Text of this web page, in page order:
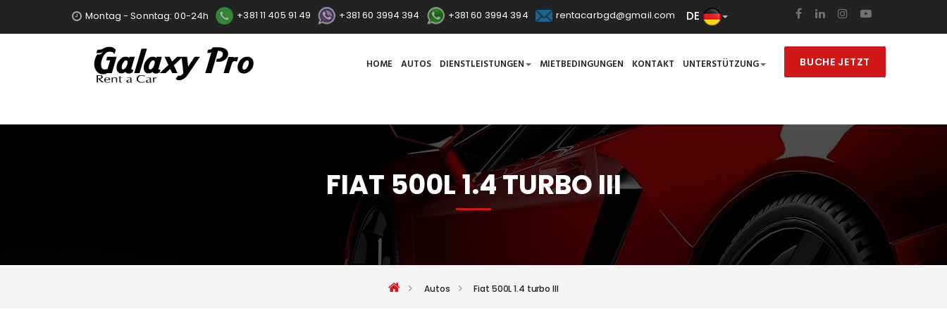
Color
Montag - Sonntag: 00-24h +381 11 405 91 49 +381 60 3994 394 +381 60 3994 394 rentacarbgd@gmail.com DE
BUCHE JETZT
HOME AUTOS DIENSTLEISTUNGEN MIETBEDINGUNGEN KONTAKT UNTERSTÜTZUNG
FIAT 500L 1.4 TURBO III
Autos Fiat 500L 1.4 turbo III